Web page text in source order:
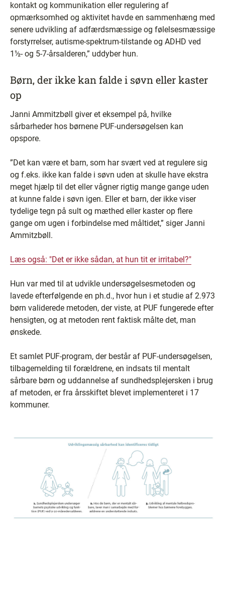
kontakt og kommunikation eller regulering af
opmærksomhed og aktivitet havde en sammenhæng med
senere udvikling af adfærdsmæssige og følelsesmæssige
forstyrrelser, autisme-spektrum-tilstande og ADHD ved
1½- og 5-7-årsalderen,” uddyber hun.
Børn, der ikke kan falde i søvn eller kaster
op
Janni Ammitzbøll giver et eksempel på, hvilke
sårbarheder hos børnene PUF-undersøgelsen kan
opspore.
”Det kan være et barn, som har svært ved at regulere sig
og f.eks. ikke kan falde i søvn uden at skulle have ekstra
meget hjælp til det eller vågner rigtig mange gange uden
at kunne falde i søvn igen. Eller et barn, der ikke viser
tydelige tegn på sult og mæthed eller kaster op flere
gange om ugen i forbindelse med måltidet,” siger Janni
Ammitzbøll.
Læs også: "Det er ikke sådan, at hun tit er irritabel?"
Hun var med til at udvikle undersøgelsesmetoden og
lavede efterfølgende en ph.d., hvor hun i et studie af 2.973
børn validerede metoden, der viste, at PUF fungerede efter
hensigten, og at metoden rent faktisk målte det, man
ønskede.
Et samlet PUF-program, der består af PUF-undersøgelsen,
tilbagemelding til forældrene, en indsats til mentalt
sårbare børn og uddannelse af sundhedsplejersken i brug
af metoden, er fra årsskiftet blevet implementeret i 17
kommuner.